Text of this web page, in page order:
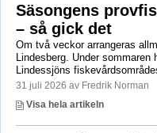
Säsongens
– så gick det
Om två veckor arrangeras
Lindesberg. Under sommaren
Lindessjöns
31 juli 2026 av Fredrik Norman
Visa hela artikeln